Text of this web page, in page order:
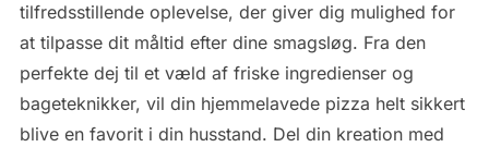
tilfredsstillende oplevelse, der giver dig mulighed for
at tilpasse dit måltid efter dine smagsløg. Fra den
perfekte dej til et væld af friske ingredienser og
bageteknikker, vil din hjemmelavede pizza helt sikkert
blive en favorit i din husstand. Del din kreation med